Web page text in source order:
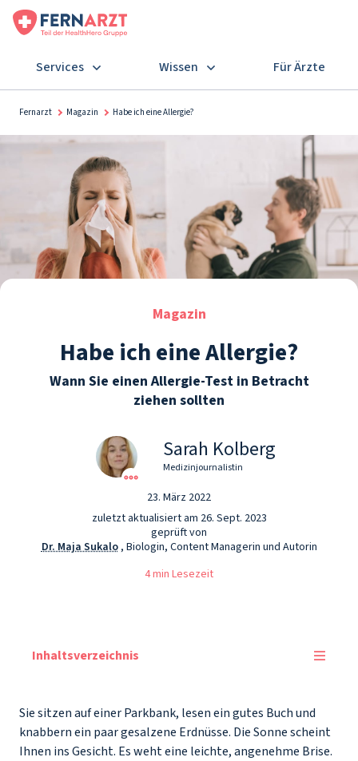
Services Wissen Für Ärzte
Fernarzt Magazin Habe ich eine Allergie?
Magazin
Habe ich eine Allergie?
Wann Sie einen Allergie-Test in Betracht
ziehen sollten
Sarah Kolberg
Medizinjournalistin
23. März 2022
zuletzt aktualisiert am 26. Sept. 2023
geprüft von
Dr. Maja Sukalo, Biologin, Content Managerin und Autorin
4 min Lesezeit
Inhaltsverzeichnis
Sie sitzen auf einer Parkbank, lesen ein gutes Buch und
knabbern ein paar gesalzene Erdnüsse. Die Sonne scheint
Ihnen ins Gesicht. Es weht eine leichte, angenehme Brise.